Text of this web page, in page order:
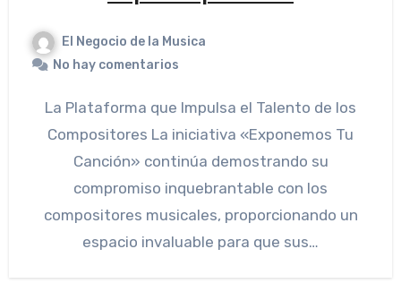
El Negocio de la Musica
No hay comentarios
La Plataforma que Impulsa el Talento de los
Compositores La iniciativa «Exponemos Tu
Canción» continúa demostrando su
compromiso inquebrantable con los
compositores musicales, proporcionando un
espacio invaluable para que sus…